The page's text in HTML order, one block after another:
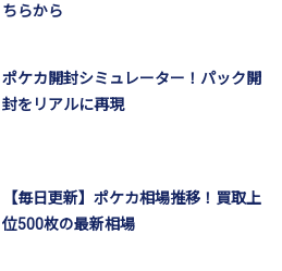
ちらから
ポケカ開封シミュレーター！パック開
封をリアルに再現
【毎日更新】ポケカ相場推移！買取上
位500枚の最新相場